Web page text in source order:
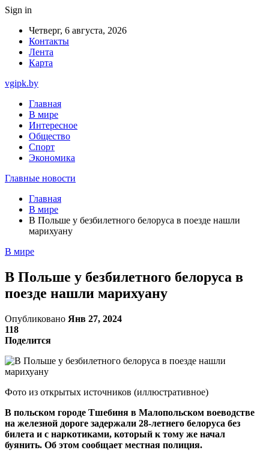
Sign in
Четверг, 6 августа, 2026
Контакты
Лента
Карта
vgipk.by
Главная
В мире
Интересное
Общество
Спорт
Экономика
Главные новости
Главная
В мире
В Польше у безбилетного белоруса в поезде нашли
марихуану
В мире
В Польше у безбилетного белоруса в
поезде нашли марихуану
Опубликовано Янв 27, 2024
118
Поделится
Фото из открытых источников (иллюстративное)
В польском городе Тшебиня в Малопольском воеводстве
на железной дороге задержали 28-летнего белоруса без
билета и с наркотиками, который к тому же начал
буянить. Об этом сообщает местная полиция.